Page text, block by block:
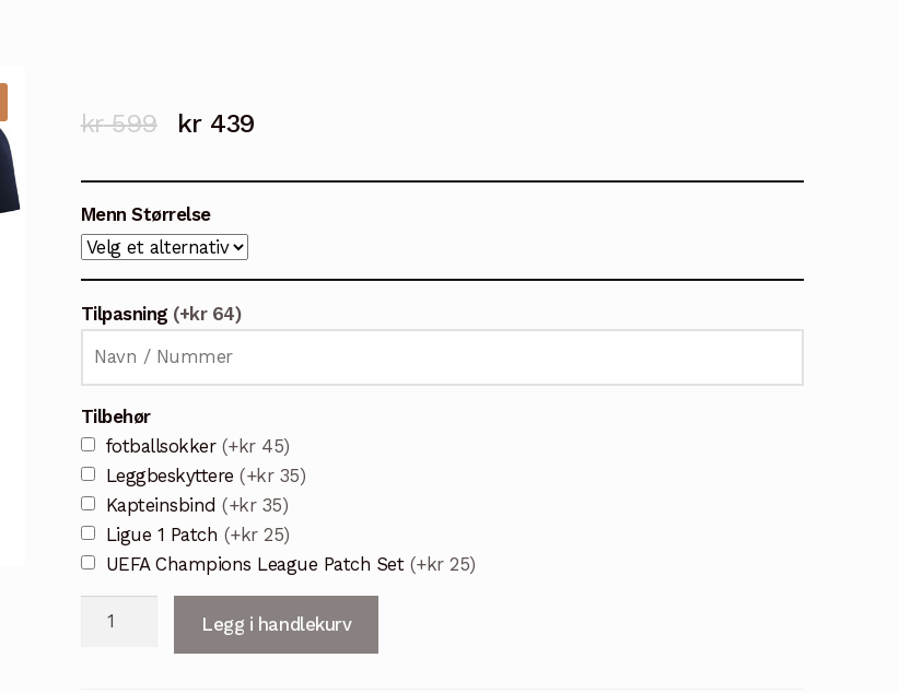
kr599
Opprinnelig
var:
kr 599.
kr439Nåværende
Menn Størrelse
Tilpasning (+kr 64)
Tilbehør
fotballsokker (+kr 45)
Leggbeskyttere(+kr 35)
Kapteinsbind(+kr 35)
Ligue 1 Patch (+kr 25)
UEFA Champions League Patch Set (+kr 25)
Legg i handlekurv